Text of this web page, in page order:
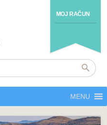
MOJ RAČUN
MENU